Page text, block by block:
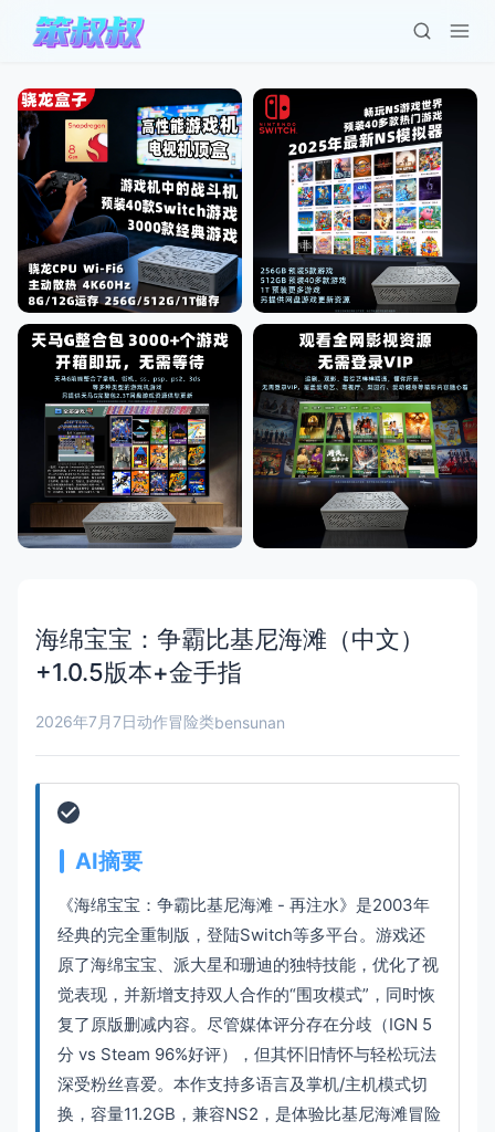
海绵宝宝：争霸比基尼海滩（中文）
+1.0.5版本+金手指
2026年7月7日动作冒险类bensunan
AI摘要
《海绵宝宝：争霸比基尼海滩 - 再注水》是2003年
经典的完全重制版，登陆Switch等多平台。游戏还
原了海绵宝宝、派大星和珊迪的独特技能，优化了视
觉表现，并新增支持双人合作的“围攻模式”，同时恢
复了原版删减内容。尽管媒体评分存在分歧（IGN 5
分 vs Steam 96%好评），但其怀旧情怀与轻松玩法
深受粉丝喜爱。本作支持多语言及掌机/主机模式切
换，容量11.2GB，兼容NS2，是体验比基尼海滩冒险